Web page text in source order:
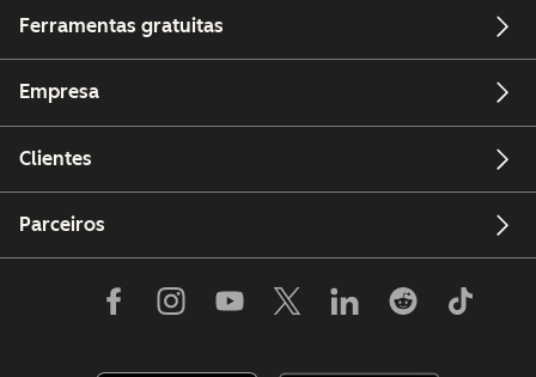
Ferramentas gratuitas
Empresa
Clientes
Parceiros